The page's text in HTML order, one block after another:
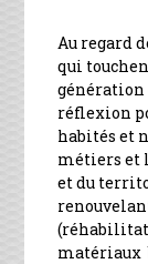
Au regard
qui
génération
réflexion
habités et
métiers et
et du
matériaux